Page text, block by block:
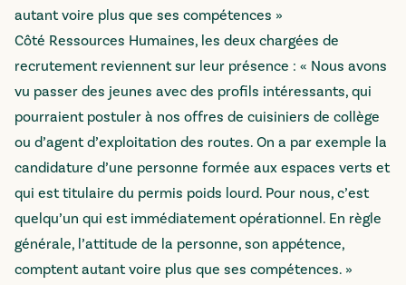
autant voire plus que ses compétences »
Côté Ressources Humaines, les deux chargées de
recrutement reviennent sur leur présence : « Nous avons
vu passer des jeunes avec des profils intéressants, qui
pourraient postuler à nos offres de cuisiniers de collège
ou d’agent d’exploitation des routes. On a par exemple la
candidature d’une personne formée aux espaces verts et
qui est titulaire du permis poids lourd. Pour nous, c’est
quelqu’un qui est immédiatement opérationnel. En règle
générale, l’attitude de la personne, son appétence,
comptent autant voire plus que ses compétences. »